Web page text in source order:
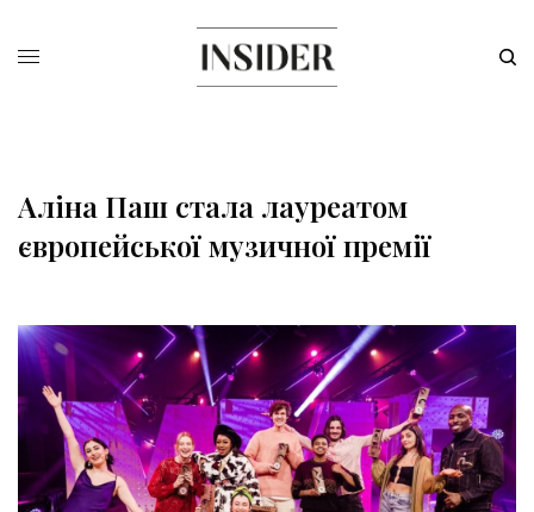
Аліна Паш стала лауреатом
європейської музичної премії